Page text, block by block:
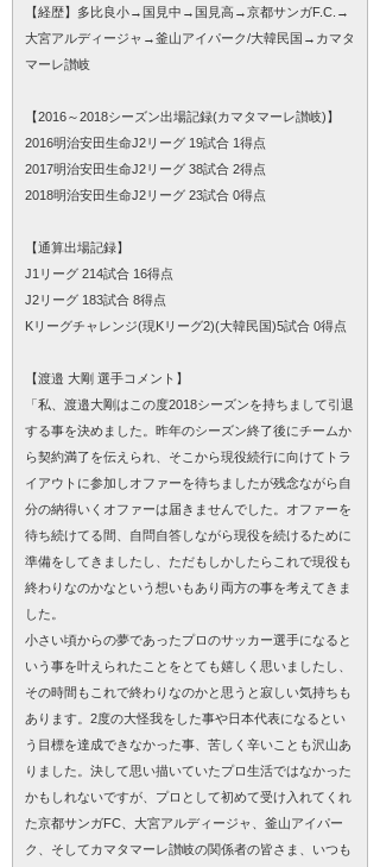
【経歴】多比良小→国見中→国見高→京都サンガF.C.→
大宮アルディージャ→釜山アイパーク/大韓民国→カマタ
マーレ讃岐
【2016～2018シーズン出場記録(カマタマーレ讃岐)】
2016明治安田生命J2リーグ 19試合 1得点
2017明治安田生命J2リーグ 38試合 2得点
2018明治安田生命J2リーグ 23試合 0得点
【通算出場記録】
J1リーグ 214試合 16得点
J2リーグ 183試合 8得点
Kリーグチャレンジ(現Kリーグ2)(大韓民国)5試合 0得点
【渡邉 大剛 選手コメント】
「私、渡邉大剛はこの度2018シーズンを持ちまして引退
する事を決めました。昨年のシーズン終了後にチームか
ら契約満了を伝えられ、そこから現役続行に向けてトラ
イアウトに参加しオファーを待ちましたが残念ながら自
分の納得いくオファーは届きませんでした。オファーを
待ち続けてる間、自問自答しながら現役を続けるために
準備をしてきましたし、ただもしかしたらこれで現役も
終わりなのかなという想いもあり両方の事を考えてきま
した。
小さい頃からの夢であったプロのサッカー選手になると
いう事を叶えられたことをとても嬉しく思いましたし、
その時間もこれで終わりなのかと思うと寂しい気持ちも
あります。2度の大怪我をした事や日本代表になるとい
う目標を達成できなかった事、苦しく辛いことも沢山あ
りました。決して思い描いていたプロ生活ではなかった
かもしれないですが、プロとして初めて受け入れてくれ
た京都サンガFC、大宮アルディージャ、釜山アイパー
ク、そしてカマタマーレ讃岐の関係者の皆さま、いつも